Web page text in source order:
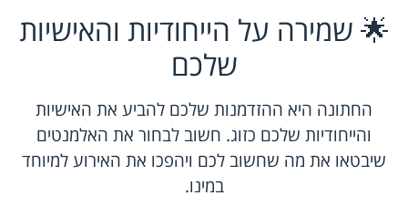
🌟 שמירה על הייחודיות והאישיות
שלכם
החתונה היא ההזדמנות שלכם להביע את האישיות
והייחודיות שלכם כזוג. חשוב לבחור את האלמנטים
שיבטאו את מה שחשוב לכם ויהפכו את האירוע למיוחד
במינו.